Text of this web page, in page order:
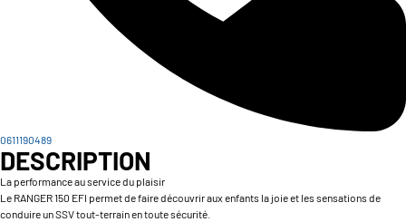
0611190489
DESCRIPTION
La performance au service du plaisir
Le RANGER 150 EFI permet de faire découvrir aux enfants la joie et les sensations de
conduire un SSV tout-terrain en toute sécurité.